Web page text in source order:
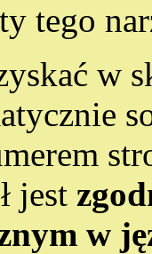
tego
w
jest
w